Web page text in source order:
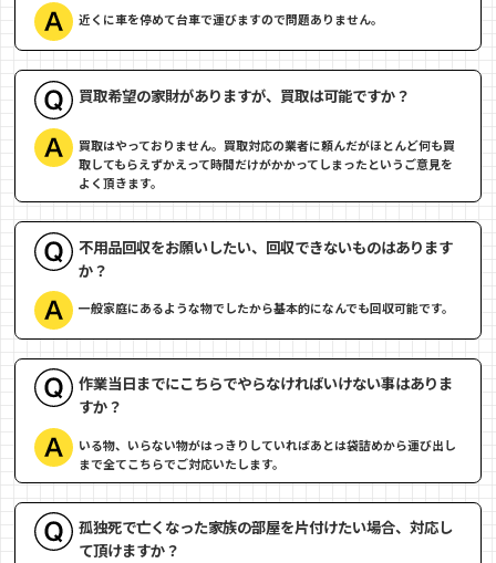
近くに車を停めて台車で運びますので問題ありません。
買取希望の家財がありますが、買取は可能ですか？
買取はやっておりません。買取対応の業者に頼んだがほとんど何も買
取してもらえずかえって時間だけがかかってしまったというご意見を
よく頂きます。
不用品回収をお願いしたい、回収できないものはあります
か？
一般家庭にあるような物でしたから基本的になんでも回収可能です。
作業当日までにこちらでやらなければいけない事はありま
すか？
いる物、いらない物がはっきりしていればあとは袋詰めから運び出し
まで全てこちらでご対応いたします。
孤独死で亡くなった家族の部屋を片付けたい場合、対応し
て頂けますか？